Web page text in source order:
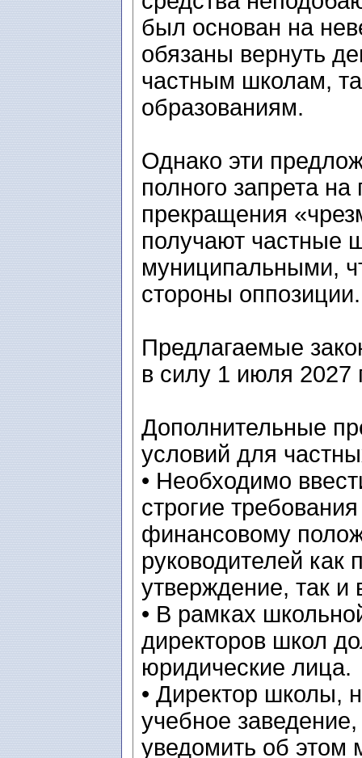
был основан на
обязаны вернуть
частным школам,
образованиям.
Однако эти
полного запрета
прекращения
получают частные
муниципальными,
стороны оппозиции.
Предлагаемые
в силу 1 июля 2027
Дополнительные
условий для
• Необходимо
строгие
финансовому
руководителей как
утверждение, так и
• В рамках
директоров школ
юридические лица.
• Директор школы,
учебное
уведомить об этом